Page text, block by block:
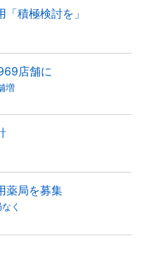
積極検討を」
店舗に
増
薬局を募集
く